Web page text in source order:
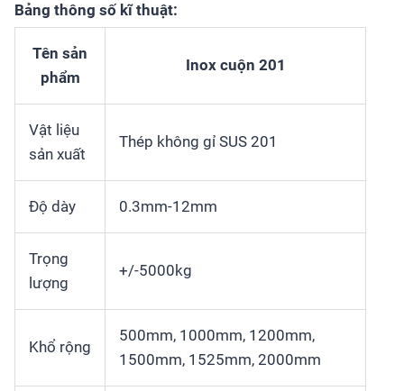
Bảng thông số kĩ thuật:
Tên sản
phẩm
Inox cuộn 201
Vật liệu
sản xuất
Thép không gỉ SUS 201
Độ dày 0.3mm-12mm
Trọng
lượng
+/-5000kg
Khổ rộng
500mm, 1000mm, 1200mm,
1500mm, 1525mm, 2000mm